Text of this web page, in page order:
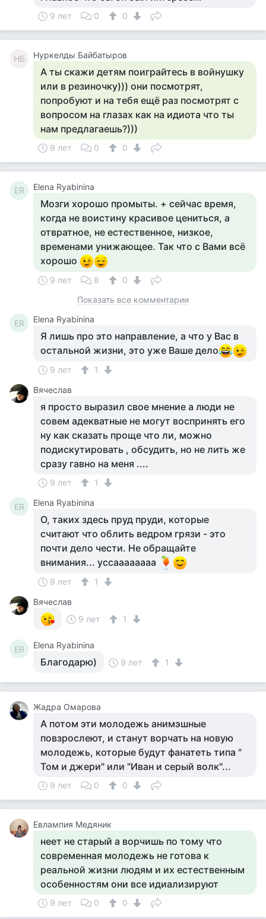
9 лет 0 0
НБ Нуркелды Байбатыров
А ты скажи детям поиграйтесь в войнушку
или в резиночку))) они посмотрят,
попробуют и на тебя ещё раз посмотрят с
вопросом на глазах как на идиота что ты
нам предлагаешь?)))
9 лет 0 0
ER Elena Ryabinina
Мозги хорошо промыты. + сейчас время,
когда не воистину красивое цениться, а
отвратное, не естественное, низкое,
временами унижающее. Так что с Вами всё
хорошо
9 лет 8
0
Показать все комментарии
ER Elena Ryabinina
Я лишь про это направление, а что у Вас в
остальной жизни, это уже Ваше дело
9 лет
1
Вячеслав
я просто выразил свое мнение а люди не
совем адекватные не могут воспринять его
ну как сказать проще что ли, можно
подискутировать , обсудить, но не лить же
сразу гавно на меня ....
9 лет 1
ER Elena Ryabinina
О, таких здесь пруд пруди, которые
считают что облить ведром грязи - это
почти дело чести. Не обращайте
внимания... уссаааааааа
9 лет
1
Вячеслав
9 лет
1
ER Elena Ryabinina
Благодарю) 9 лет 1
Жадра Омарова
А потом эти молодежь анимэшные
повзрослеют, и станут ворчать на новую
молодежь, которые будут фанатеть типа "
Том и джери" или "Иван и серый волк"...
9 лет 0 0
Евлампия Медяник
неет не старый а ворчишь по тому что
современная молодежь не готова к
реальной жизни людям и их естественным
особенностям они все идиализируют
9 лет 0 0